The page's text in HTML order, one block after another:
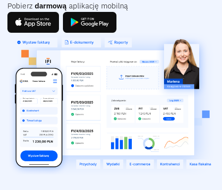
Pobierz darmową aplikację mobilną